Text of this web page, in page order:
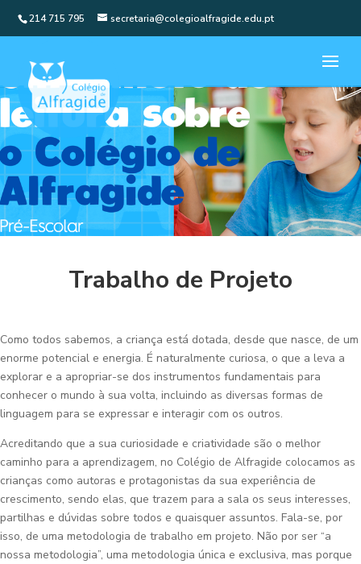
214 715 795 secretaria@colegioalfragide.edu.pt
Trabalho de Projeto
Como todos sabemos, a criança está dotada, desde que nasce, de um
enorme potencial e energia. É naturalmente curiosa, o que a leva a
explorar e a apropriar-se dos instrumentos fundamentais para
conhecer o mundo à sua volta, incluindo as diversas formas de
linguagem para se expressar e interagir com os outros.
Acreditando que a sua curiosidade e criatividade são o melhor
caminho para a aprendizagem, no Colégio de Alfragide colocamos as
crianças como autoras e protagonistas da sua experiência de
crescimento, sendo elas, que trazem para a sala os seus interesses,
partilhas e dúvidas sobre todos e quaisquer assuntos. Fala-se, por
isso, de uma metodologia de trabalho em projeto. Não por ser “a
nossa metodologia”, uma metodologia única e exclusiva, mas porque